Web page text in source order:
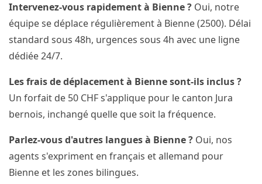
Intervenez-vous rapidement à Bienne ? Oui, notre
équipe se déplace régulièrement à Bienne (2500). Délai
standard sous 48h, urgences sous 4h avec une ligne
dédiée 24/7.
Les frais de déplacement à Bienne sont-ils inclus ?
Un forfait de 50 CHF s'applique pour le canton Jura
bernois, inchangé quelle que soit la fréquence.
Parlez-vous d'autres langues à Bienne ? Oui, nos
agents s'expriment en français et allemand pour
Bienne et les zones bilingues.